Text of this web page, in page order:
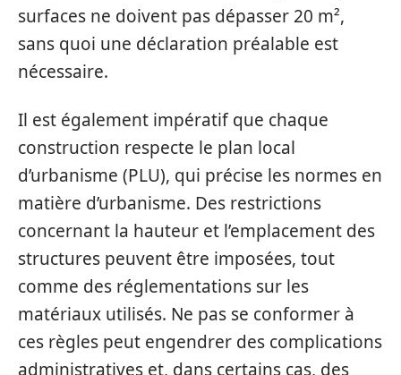
surfaces ne doivent pas dépasser 20 m²,
sans quoi une déclaration préalable est
nécessaire.
Il est également impératif que chaque
construction respecte le plan local
d’urbanisme (PLU), qui précise les normes en
matière d’urbanisme. Des restrictions
concernant la hauteur et l’emplacement des
structures peuvent être imposées, tout
comme des réglementations sur les
matériaux utilisés. Ne pas se conformer à
ces règles peut engendrer des complications
administratives et, dans certains cas, des